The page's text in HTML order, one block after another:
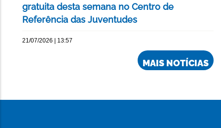
gratuita desta semana no Centro de
Referência das Juventudes
21/07/2026 | 13:57
MAIS NOTÍCIAS